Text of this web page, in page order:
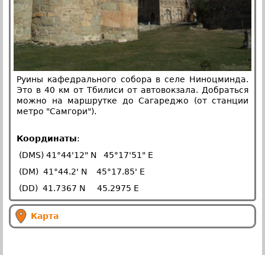
Руины кафедрального собора в селе Ниноцминда.
Это в 40 км от Тбилиси от автовокзала. Добраться
можно на маршрутке до Сагареджо (от станции
метро "Самгори").
Координаты:
(DMS) 41°44'12" N 45°17'51" E
(DM) 41°44.2' N 45°17.85' E
(DD) 41.7367 N 45.2975 E
Карта